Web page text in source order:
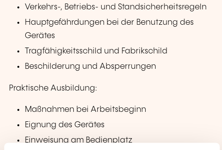
Verkehrs-, Betriebs- und Standsicherheitsregeln
Hauptgefährdungen bei der Benutzung des
Gerätes
Tragfähigkeitsschild und Fabrikschild
Beschilderung und Absperrungen
Praktische Ausbildung:
Maßnahmen bei Arbeitsbeginn
Eignung des Gerätes
Einweisung am Bedienplatz